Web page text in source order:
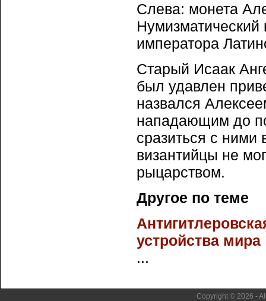
Слева: монета
Нумизматический
императора
Старый Исаак
был удавлен
назвался
нападающим до
сразиться с ними
византийцы не
рыцарством.
Другое по теме
устройства мира
...
Copyright © 2026 -